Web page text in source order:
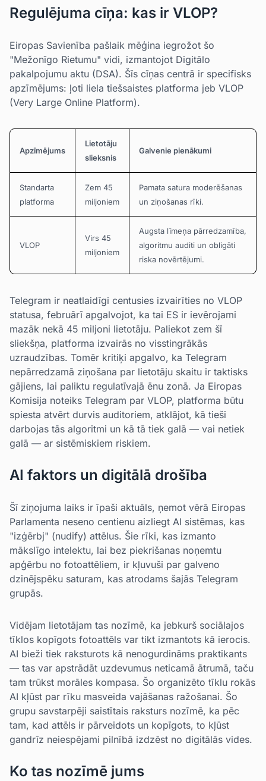
Regulējuma cīņa: kas ir VLOP?
Eiropas Savienība pašlaik mēģina iegrožot šo
"Mežonīgo Rietumu" vidi, izmantojot Digitālo
pakalpojumu aktu (DSA). Šīs cīņas centrā ir specifisks
apzīmējums: ļoti liela tiešsaistes platforma jeb VLOP
(Very Large Online Platform).
Apzīmējums
Lietotāju
slieksnis
Galvenie pienākumi
Standarta
platforma
Zem 45
miljoniem
Pamata satura moderēšanas
un ziņošanas rīki.
VLOP
Virs 45
miljoniem
Augsta līmeņa pārredzamība,
algoritmu auditi un obligāti
riska novērtējumi.
Telegram ir neatlaidīgi centusies izvairīties no VLOP
statusa, februārī apgalvojot, ka tai ES ir ievērojami
mazāk nekā 45 miljoni lietotāju. Paliekot zem šī
sliekšņa, platforma izvairās no visstingrākās
uzraudzības. Tomēr kritiķi apgalvo, ka Telegram
nepārredzamā ziņošana par lietotāju skaitu ir taktisks
gājiens, lai paliktu regulatīvajā ēnu zonā. Ja Eiropas
Komisija noteiks Telegram par VLOP, platforma būtu
spiesta atvērt durvis auditoriem, atklājot, kā tieši
darbojas tās algoritmi un kā tā tiek galā — vai netiek
galā — ar sistēmiskiem riskiem.
AI faktors un digitālā drošība
Šī ziņojuma laiks ir īpaši aktuāls, ņemot vērā Eiropas
Parlamenta neseno centienu aizliegt AI sistēmas, kas
"izģērbj" (nudify) attēlus. Šie rīki, kas izmanto
mākslīgo intelektu, lai bez piekrišanas noņemtu
apģērbu no fotoattēliem, ir kļuvuši par galveno
dzinējspēku saturam, kas atrodams šajās Telegram
grupās.
Vidējam lietotājam tas nozīmē, ka jebkurš sociālajos
tīklos kopīgots fotoattēls var tikt izmantots kā ierocis.
AI bieži tiek raksturots kā nenogurdināms praktikants
— tas var apstrādāt uzdevumus neticamā ātrumā, taču
tam trūkst morāles kompasa. Šo organizēto tīklu rokās
AI kļūst par rīku masveida vajāšanas ražošanai. Šo
grupu savstarpēji saistītais raksturs nozīmē, ka pēc
tam, kad attēls ir pārveidots un kopīgots, to kļūst
gandrīz neiespējami pilnībā izdzēst no digitālās vides.
Ko tas nozīmē jums